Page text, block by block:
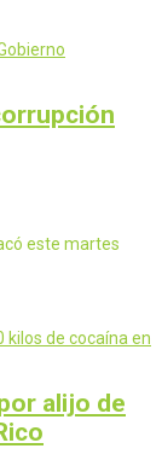
este martes
alijo de